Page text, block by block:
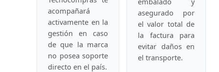
acompañará
activamente en la
gestión en caso
de que la marca
no posea soporte
directo en el país.
asegurado por
el valor total de
la factura para
evitar daños en
el transporte.